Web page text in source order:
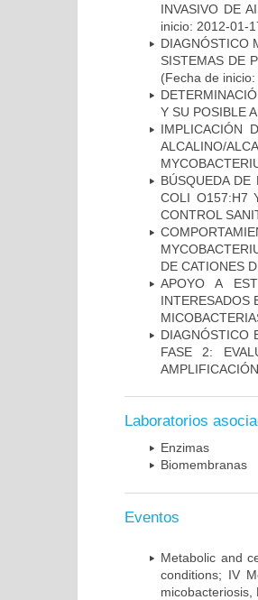
INVASIVO DE
inicio: 2012-01-
DIAGNÓSTICO
SISTEMAS DE
(Fecha de
Y SU POSIBLE
IMPLICACIÓN
ALCALINO/
BÚSQUEDA DE
COLI O157:H7
CONTROL
DE CATIONES
APOYO A
INTERESADOS
DIAGNÓSTICO
FASE 2:
Laboratorios
Enzimas
Biomembranas
Eventos
Metabolic and
conditions; IV
micobacteriosis,